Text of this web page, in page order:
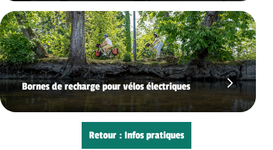
Bornes de recharge pour vélos électriques
Retour : Infos pratiques